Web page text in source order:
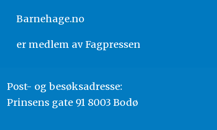
Barnehage.no
er medlem av Fagpressen
Post- og besøksadresse:
Prinsens gate 91 8003 Bodø